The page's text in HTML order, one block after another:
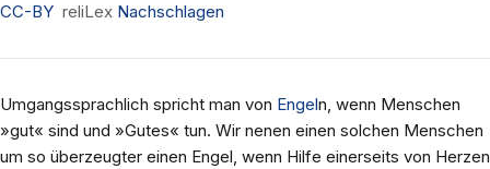
CC-BY reliLex Nachschlagen
Umgangssprachlich spricht man von Engeln, wenn Menschen
»gut« sind und »Gutes« tun. Wir nenen einen solchen Menschen
um so überzeugter einen Engel, wenn Hilfe einerseits von Herzen